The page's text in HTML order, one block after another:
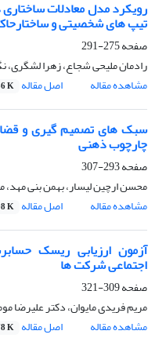
رویکرد مدل معادلات
تیپ های شخصیتی و
صفحه275-291
رادمان ملیحی شجاع، زهرا لشگری،
مشاهده مقاله
اصل مقاله K
سبک های تصمیم گیری و
چارچوب ذهنی
صفحه293-307
محسن ارچین لیسار، بهمن بنی مهد،
مشاهده مقاله
اصل مقاله K
آزمون ارزیابی ریسک
اجتماعی شرکت ها
صفحه309-321
مریم فریدی مایوان، دکتر علیرضا
مشاهده مقاله
اصل مقاله K